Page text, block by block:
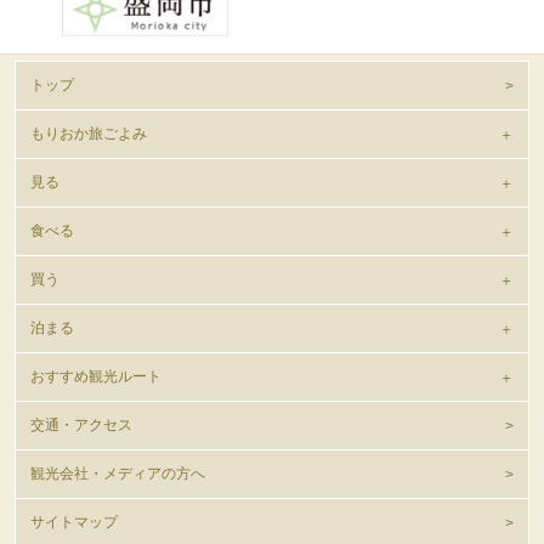
トップ
もりおか旅ごよみ
見る
食べる
買う
泊まる
おすすめ観光ルート
交通・アクセス
観光会社・メディアの方へ
サイトマップ